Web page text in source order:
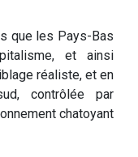
que les Pays-Bas
et ainsi
réaliste, et en
contrôlée par
chatoyant